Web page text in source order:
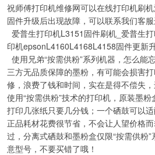
祝师傅打印机维修网可以在线打印机刷
固件升级后出现故障，可以联系我们客
爱普生打印机L3151固件刷机_爱普生
印机epsonL4160L4168L4158固件更新
使用兄弟“按需供粉”系列机器，怎么能
三方无品质保障的墨粉，有可能会损害
修，浪费了钱和时间，实在是得不偿失
使用“按需供粉”技术的打印机，原装墨
打印几张纸只要几分钱；一个硒鼓可以
正品耗材花费很节省，不会让人望价格
过，分离式硒鼓和墨粉盒仅限“按需供粉
意型号，不要买错了哦！